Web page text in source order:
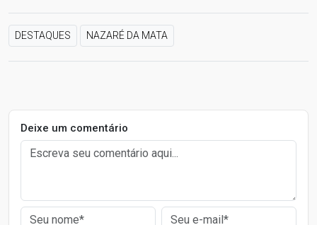
DESTAQUES NAZARÉ DA MATA
Deixe um comentário